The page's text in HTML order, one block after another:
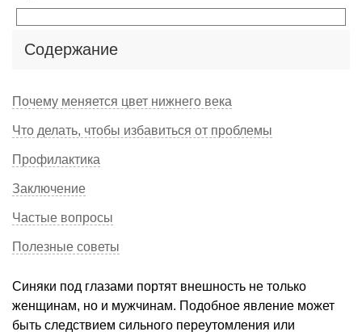
Содержание
Почему меняется цвет нижнего века
Что делать, чтобы избавиться от проблемы
Профилактика
Заключение
Частые вопросы
Полезные советы
Синяки под глазами портят внешность не только
женщинам, но и мужчинам. Подобное явление может
быть следствием сильного переутомления или